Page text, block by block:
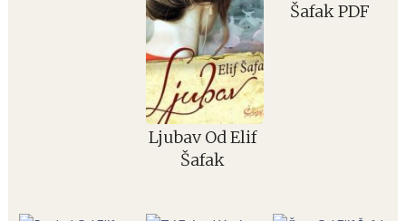
Ljubav Od Elif
Šafak
Šafak PDF